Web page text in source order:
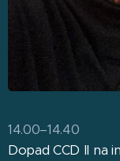
14.00–14.40
Dopad CCD II na